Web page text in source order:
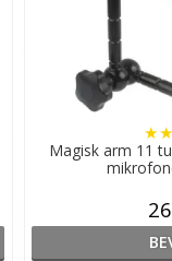
Magisk arm 11
★★